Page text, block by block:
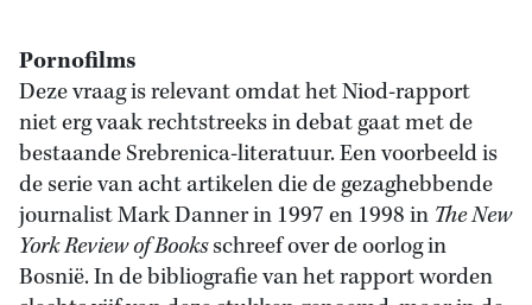
Pornofilms
Deze vraag is relevant omdat het Niod-rapport
niet erg vaak rechtstreeks in debat gaat met de
bestaande Srebrenica-literatuur. Een voorbeeld is
de serie van acht artikelen die de gezaghebbende
journalist Mark Danner in 1997 en 1998 in The New
York Review of Booksschreef over de oorlog in
Bosnië. In de bibliografie van het rapport worden